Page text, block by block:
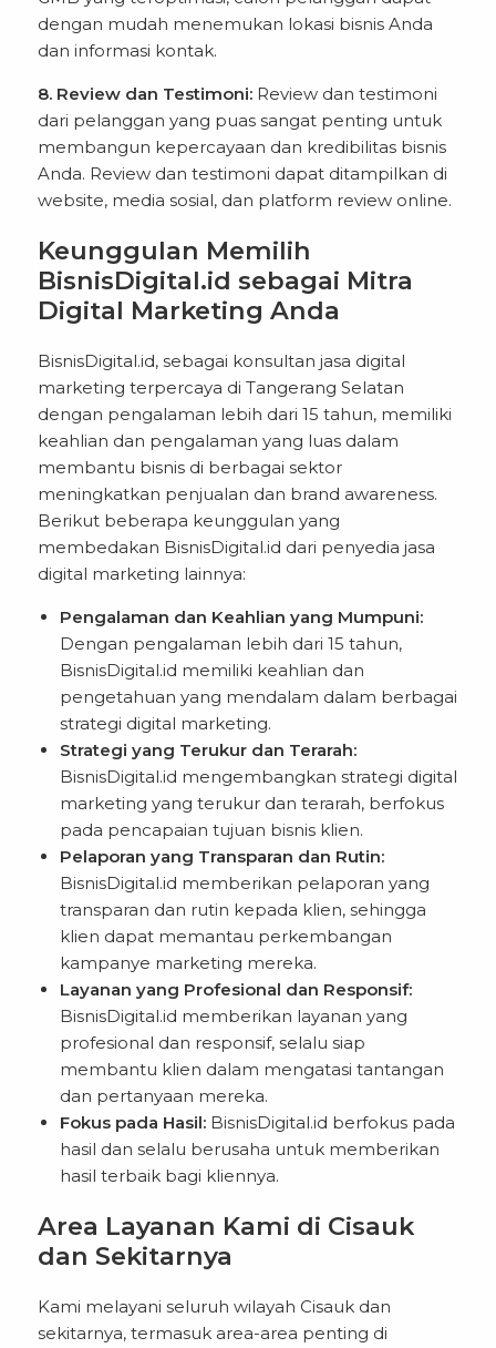
dengan mudah menemukan lokasi bisnis Anda
dan informasi kontak.
8. Review dan Testimoni: Review dan testimoni
dari pelanggan yang puas sangat penting untuk
membangun kepercayaan dan kredibilitas bisnis
Anda. Review dan testimoni dapat ditampilkan di
website, media sosial, dan platform review online.
Keunggulan Memilih
BisnisDigital.id sebagai Mitra
Digital Marketing Anda
BisnisDigital.id, sebagai konsultan jasa digital
marketing terpercaya di Tangerang Selatan
dengan pengalaman lebih dari 15 tahun, memiliki
keahlian dan pengalaman yang luas dalam
membantu bisnis di berbagai sektor
meningkatkan penjualan dan brand awareness.
Berikut beberapa keunggulan yang
membedakan BisnisDigital.id dari penyedia jasa
digital marketing lainnya:
Pengalaman dan Keahlian yang Mumpuni:
Dengan pengalaman lebih dari 15 tahun,
BisnisDigital.id memiliki keahlian dan
pengetahuan yang mendalam dalam berbagai
strategi digital marketing.
Strategi yang Terukur dan Terarah:
BisnisDigital.id mengembangkan strategi digital
marketing yang terukur dan terarah, berfokus
pada pencapaian tujuan bisnis klien.
Pelaporan yang Transparan dan Rutin:
BisnisDigital.id memberikan pelaporan yang
transparan dan rutin kepada klien, sehingga
klien dapat memantau perkembangan
kampanye marketing mereka.
Layanan yang Profesional dan Responsif:
BisnisDigital.id memberikan layanan yang
profesional dan responsif, selalu siap
membantu klien dalam mengatasi tantangan
dan pertanyaan mereka.
Fokus pada Hasil: BisnisDigital.id berfokus pada
hasil dan selalu berusaha untuk memberikan
hasil terbaik bagi kliennya.
Area Layanan Kami di Cisauk
dan Sekitarnya
Kami melayani seluruh wilayah Cisauk dan
sekitarnya, termasuk area-area penting di